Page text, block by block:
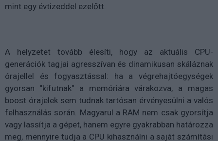
mint egy évtizeddel ezelőtt.
A helyzetet tovább élesíti, hogy az aktuális CPU-
generációk tagjai agresszívan és dinamikusan skáláznak
órajellel és fogyasztással: ha a végrehajtóegységek
gyorsan "kifutnak" a memóriára várakozva, a magas
boost órajelek sem tudnak tartósan érvényesülni a valós
felhasználás során. Magyarul a RAM nem csak gyorsítja
vagy lassítja a gépet, hanem egyre gyakrabban határozza
meg, mennyire tudja a CPU kihasználni a saját számítási